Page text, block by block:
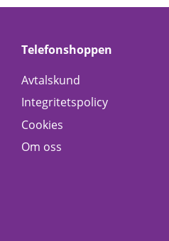
Telefonshoppen
Avtalskund
Integritetspolicy
Cookies
Om oss